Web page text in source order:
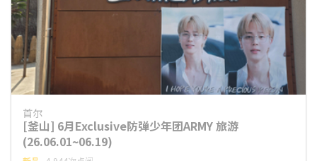
首尔
[釜山] 6月Exclusive防弹少年团ARMY 旅游
(26.06.01~06.19)